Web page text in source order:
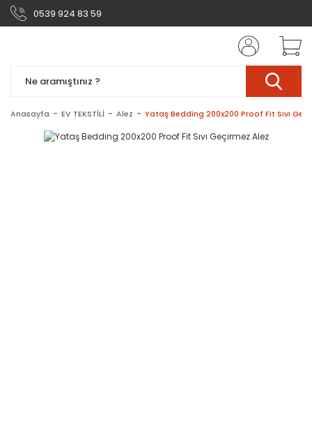
0539 924 83 59
Anasayfa EV TEKSTİLİ Alez Yataş Bedding 200x200 Proof Fit Sıvı